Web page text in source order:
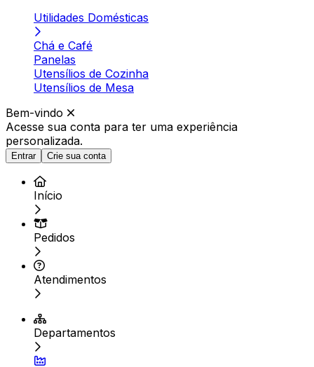
Utilidades Domésticas
Chá e Café
Panelas
Utensílios de Cozinha
Utensílios de Mesa
Bem-vindo
Acesse sua conta para ter uma experiência
personalizada.
Entrar Crie sua conta
Início
Pedidos
Atendimentos
Departamentos